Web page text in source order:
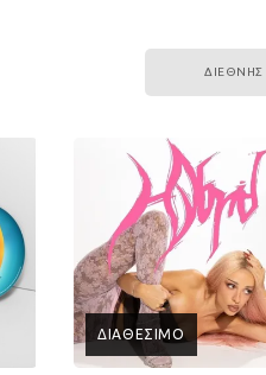
ΔΙΕΘΝΉΣ
ΔΙΑΘΈΣΙΜΟ